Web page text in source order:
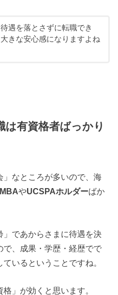
遇を落とさずに転職でき
きな安心感になりますよね
は有資格者ばっかり
なところが多いので、海
MBAやUCSPAホルダーばか
」であからさまに待遇を決
で、成果・学歴・経歴でで
いるということですね。
」が効くと思います。